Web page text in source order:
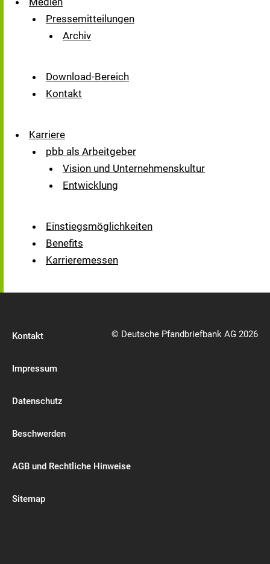
Pressemitteilungen
Archiv
Download-Bereich
Kontakt
Karriere
pbb als Arbeitgeber
Vision und Unternehmenskultur
Entwicklung
Einstiegsmöglichkeiten
Benefits
Karrieremessen
Kontakt
Impressum
Datenschutz
Beschwerden
AGB und Rechtliche Hinweise
Sitemap
© Deutsche Pfandbriefbank AG 2026